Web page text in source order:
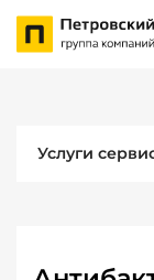
Услуги